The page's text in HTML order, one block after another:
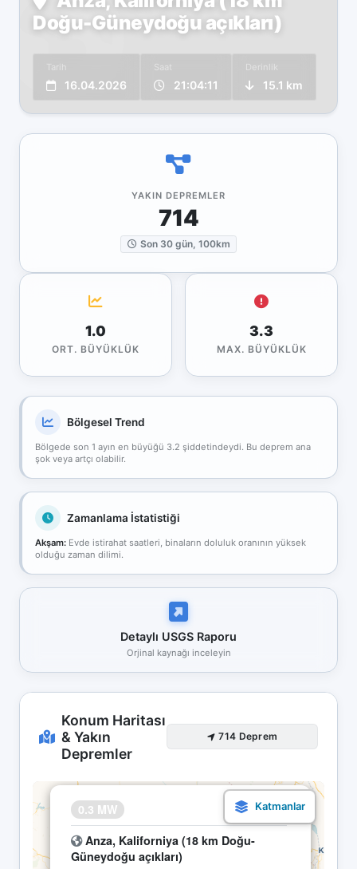
Doğu-Güneydoğu açıkları)
Tarih
16.04.2026
Saat
21:04:11
Derinlik
15.1 km
YAKIN DEPREMLER
714
Son 30 gün, 100km
1.0
ORT. BÜYÜKLÜK
3.3
MAX. BÜYÜKLÜK
Bölgesel Trend
Bölgede son 1 ayın en büyüğü 3.2 şiddetindeydi. Bu deprem ana
şok veya artçı olabilir.
Zamanlama İstatistiği
Akşam: Evde istirahat saatleri, binaların doluluk oranının yüksek
olduğu zaman dilimi.
Detaylı USGS Raporu
Orjinal kaynağı inceleyin
Konum Haritası
& Yakın
Depremler
714 Deprem
0.3 MW 16.04 21:04
Anza, Kaliforniya (18 km Doğu-
Güneydoğu açıkları)
×